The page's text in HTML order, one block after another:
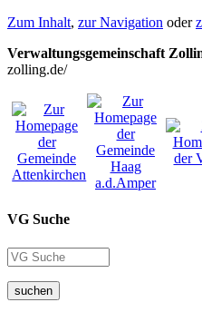
Zum Inhalt, zur Navigation oder
Verwaltungsgemeinschaft
zolling.de/
VG Suche
suchen